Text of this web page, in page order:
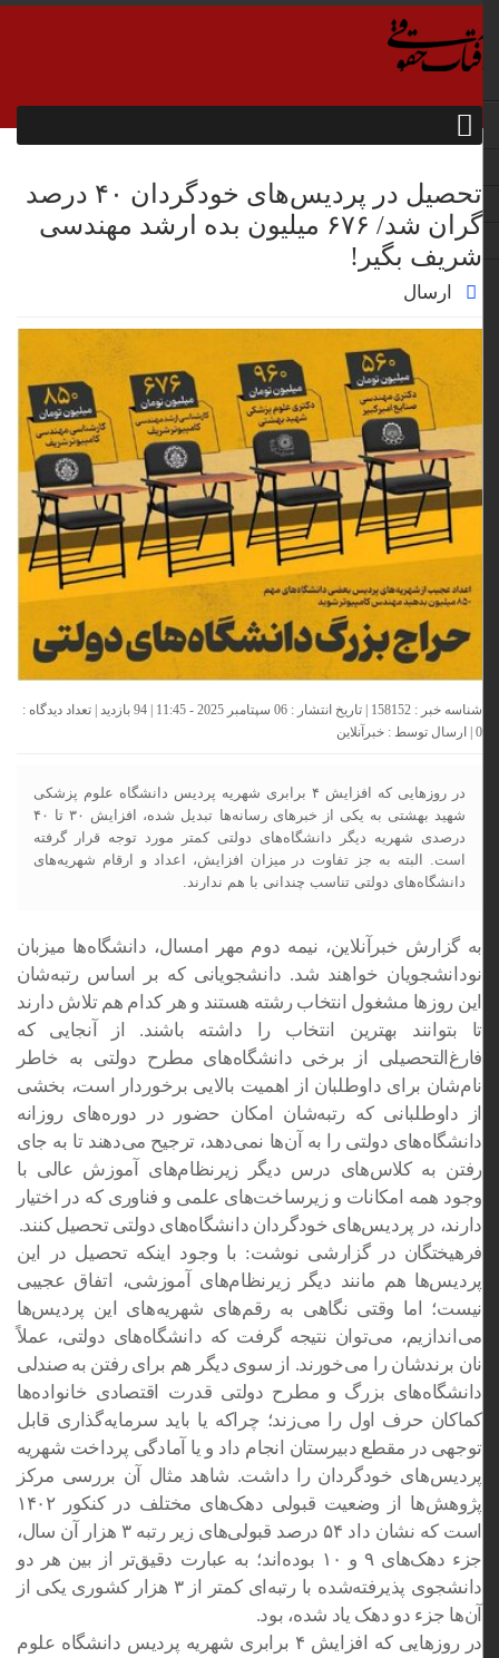
تحصیل در پردیس‌های خودگردان ۴۰ درصد
گران شد/ ۶۷۶ میلیون بده ارشد مهندسی
شریف بگیر!
ارسال
شناسه خبر : 158152 | تاریخ انتشار : 06 سپتامبر 2025 - 11:45 | 94 بازدید | تعداد دیدگاه :
| ارسال توسط :خبرآنلاین
در روزهایی که افزایش ۴ برابری شهریه پردیس دانشگاه علوم پزشکی
شهید بهشتی به یکی از خبرهای رسانه‌ها تبدیل شده، افزایش ۳۰ تا ۴۰
درصدی شهریه دیگر دانشگاه‌های دولتی کمتر مورد توجه قرار گرفته
است. البته به جز تفاوت در میزان افزایش، اعداد و ارقام شهریه‌های
دانشگاه‌های دولتی تناسب چندانی با هم ندارند.
به گزارش خبرآنلاین، نیمه دوم مهر امسال، دانشگاه‌ها میزبان
نودانشجویان خواهند شد. دانشجویانی که بر اساس رتبه‌شان
این روزها مشغول انتخاب رشته هستند و هر کدام هم تلاش دارند
تا بتوانند بهترین انتخاب را داشته باشند. از آنجایی که
فارغ‌التحصیلی از برخی دانشگاه‌های مطرح دولتی به خاطر
نام‌شان برای داوطلبان از اهمیت بالایی برخوردار است، بخشی
از داوطلبانی که رتبه‌شان امکان حضور در دوره‌های روزانه
دانشگاه‌های دولتی را به آن‌ها نمی‌دهد، ترجیح می‌دهند تا به جای
رفتن به کلاس‌های درس دیگر زیرنظام‌های آموزش عالی با
وجود همه امکانات و زیرساخت‌های علمی و فناوری که در اختیار
دارند، در پردیس‌های خودگردان دانشگاه‌های دولتی تحصیل کنند.
فرهیختگان در گزارشی نوشت: با وجود اینکه تحصیل در این
پردیس‌ها هم مانند دیگر زیرنظام‌های آموزشی، اتفاق عجیبی
نیست؛ اما وقتی نگاهی به رقم‌های شهریه‌های این پردیس‌ها
می‌اندازیم، می‌توان نتیجه گرفت که دانشگاه‌های دولتی، عملاً
نان برندشان را می‌خورند. از سوی دیگر هم برای رفتن به صندلی
دانشگاه‌های بزرگ و مطرح دولتی قدرت اقتصادی خانواده‌ها
کماکان حرف اول را می‌زند؛ چراکه یا باید سرمایه‌گذاری قابل
توجهی در مقطع دبیرستان انجام داد و یا آمادگی پرداخت شهریه
پردیس‌های خودگردان را داشت. شاهد مثال آن بررسی مرکز
پژوهش‌ها از وضعیت قبولی دهک‌های مختلف در کنکور ۱۴۰۲
است که نشان داد ۵۴ درصد قبولی‌های زیر رتبه ۳ هزار آن سال،
جزء دهک‌های ۹ و ۱۰ بوده‌اند؛ به عبارت دقیق‌تر از بین هر دو
دانشجوی پذیرفته‌شده با رتبه‌ای کمتر از ۳ هزار کشوری یکی از
آن‌ها جزء دو دهک یاد شده، بود.
در روزهایی که افزایش ۴ برابری شهریه پردیس دانشگاه علوم